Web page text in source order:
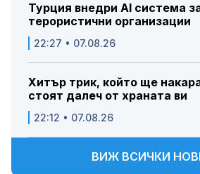
Турция внедри AI система
терористични организации
22:27 • 07.08.26
Хитър трик, който ще
стоят далеч от храната ви
22:12 • 07.08.26
ВИЖ ВСИЧКИ